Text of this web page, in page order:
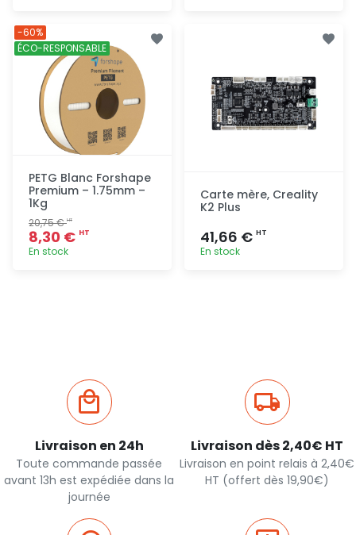
rapide
PETG Blanc Forshape
Premium – 1.75mm –
1Kg
20,75 €HT
8,30 € HT
En stock
-60%
ÉCO-RESPONSABLE
Carte mère, Creality
K2 Plus
41,66 € HT
En stock
Livraison en 24h
Toute commande passée
avant 13h est expédiée dans la
journée
Livraison dès 2,40€ HT
Livraison en point relais à 2,40€
HT (offert dès 19,90€)